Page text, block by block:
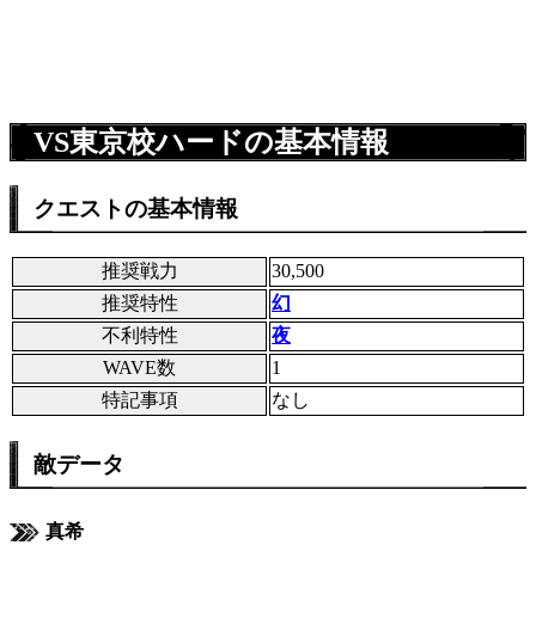
VS東京校ハードの基本情報
クエストの基本情報
推奨戦力
30,500
推奨特性
幻
不利特性
夜
WAVE数
1
特記事項
なし
敵データ
真希